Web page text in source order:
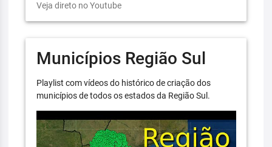
Veja direto no Youtube
Municípios Região Sul
Playlist com vídeos do histórico de criação dos
municípios de todos os estados da Região Sul.